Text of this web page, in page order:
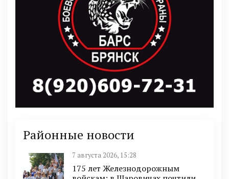
Районные новости
7 августа 2026, 15:28
175 лет Железнодорожным